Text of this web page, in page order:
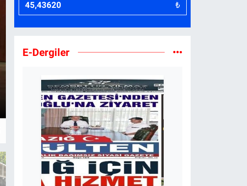
Şerifoğulları'ndan Mobilyacılar Sitesi
₺
E-Dergiler